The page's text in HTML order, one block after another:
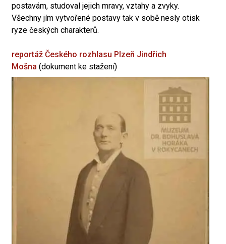
postavám, studoval jejich mravy, vztahy a zvyky.
Všechny jím vytvořené postavy tak v sobě nesly otisk
ryze českých charakterů.
reportáž Českého rozhlasu Plzeň Jindřich
Mošna (dokument ke stažení)